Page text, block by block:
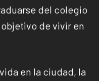
del colegio
de vivir en
en la ciudad, la